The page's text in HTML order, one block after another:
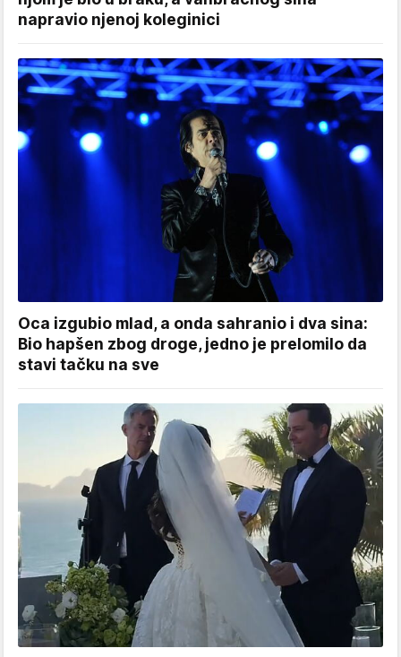
napravio njenoj koleginici
Oca izgubio mlad, a onda sahranio i dva sina:
Bio hapšen zbog droge, jedno je prelomilo da
stavi tačku na sve